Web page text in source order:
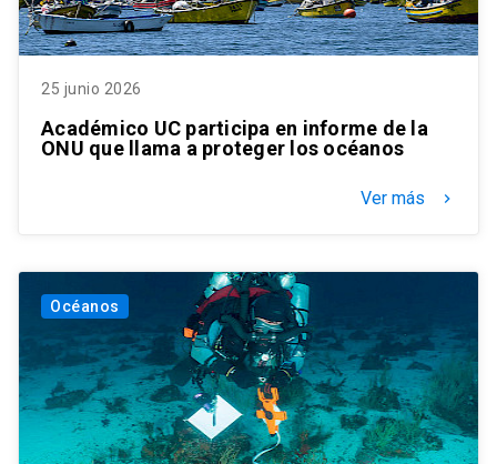
25 junio 2026
Académico UC participa en informe de la
ONU que llama a proteger los océanos
Ver más keyboard_arrow_right
Océanos